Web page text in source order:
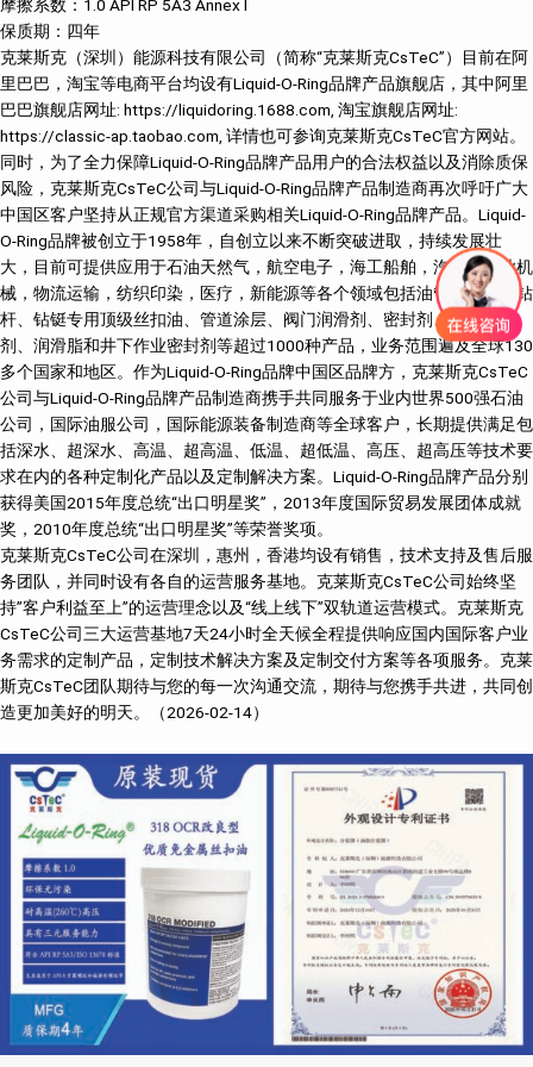
摩擦系数：1.0 API RP 5A3 Annex I
保质期：四年
克莱斯克（深圳）能源科技有限公司（简称“克莱斯克CsTeC”）目前在阿
里巴巴，淘宝等电商平台均设有Liquid-O-Ring品牌产品旗舰店，其中阿里
巴巴旗舰店网址: https://liquidoring.1688.com, 淘宝旗舰店网址:
https://classic-ap.taobao.com, 详情也可参询克莱斯克CsTeC官方网站。
同时，为了全力保障Liquid-O-Ring品牌产品用户的合法权益以及消除质保
风险，克莱斯克CsTeC公司与Liquid-O-Ring品牌产品制造商再次呼吁广大
中国区客户坚持从正规官方渠道采购相关Liquid-O-Ring品牌产品。Liquid-
O-Ring品牌被创立于1958年，自创立以来不断突破进取，持续发展壮
大，目前可提供应用于石油天然气，航空电子，海工船舶，汽车，农业机
械，物流运输，纺织印染，医疗，新能源等各个领域包括油管、套管、钻
杆、钻铤专用顶级丝扣油、管道涂层、阀门润滑剂、密封剂、特种润滑
剂、润滑脂和井下作业密封剂等超过1000种产品，业务范围遍及全球130
多个国家和地区。作为Liquid-O-Ring品牌中国区品牌方，克莱斯克CsTeC
公司与Liquid-O-Ring品牌产品制造商携手共同服务于业内世界500强石油
公司，国际油服公司，国际能源装备制造商等全球客户，长期提供满足包
括深水、超深水、高温、超高温、低温、超低温、高压、超高压等技术要
求在内的各种定制化产品以及定制解决方案。Liquid-O-Ring品牌产品分别
获得美国2015年度总统“出口明星奖”，2013年度国际贸易发展团体成就
奖，2010年度总统“出口明星奖”等荣誉奖项。
克莱斯克CsTeC公司在深圳，惠州，香港均设有销售，技术支持及售后服
务团队，并同时设有各自的运营服务基地。克莱斯克CsTeC公司始终坚
持”客户利益至上”的运营理念以及“线上线下”双轨道运营模式。克莱斯克
CsTeC公司三大运营基地7天24小时全天候全程提供响应国内国际客户业
务需求的定制产品，定制技术解决方案及定制交付方案等各项服务。克莱
斯克CsTeC团队期待与您的每一次沟通交流，期待与您携手共进，共同创
造更加美好的明天。（2026-02-14）